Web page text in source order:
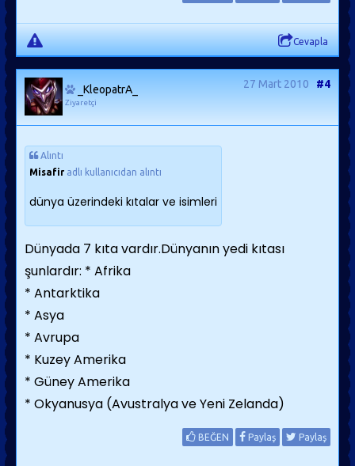
Cevapla
_KleopatrA_
Ziyaretçi
27 Mart 2010 #4
Alıntı
Misafir adlı kullanıcıdan alıntı
dünya üzerindeki kıtalar ve isimleri
Dünyada 7 kıta vardır.Dünyanın yedi kıtası
şunlardır: * Afrika
* Antarktika
* Asya
* Avrupa
* Kuzey Amerika
* Güney Amerika
* Okyanusya (Avustralya ve Yeni Zelanda)
BEĞEN Paylaş Paylaş